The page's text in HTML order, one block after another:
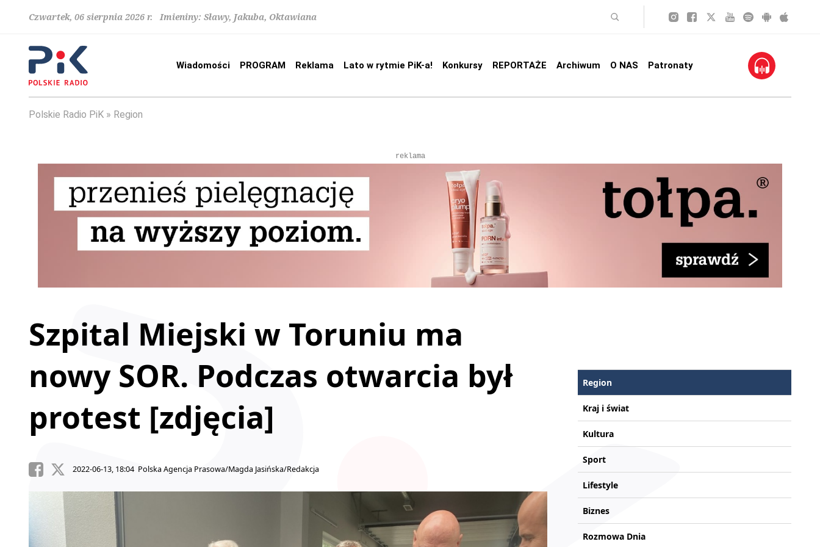
Czwartek, 06 sierpnia 2026 r. Imieniny: Sławy, Jakuba, Oktawiana
Wiadomości PROGRAM Reklama Lato w rytmie PiK-a! Konkursy REPORTAŻE Archiwum O NAS Patronaty
Polskie Radio PiK Region
reklama
Szpital Miejski w Toruniu ma
nowy SOR. Podczas otwarcia był
protest [zdjęcia]
2022-06-13, 18:04 Polska Agencja Prasowa/Magda Jasińska/Redakcja
Region
Kraj i świat
Kultura
Sport
Lifestyle
Biznes
Rozmowa Dnia